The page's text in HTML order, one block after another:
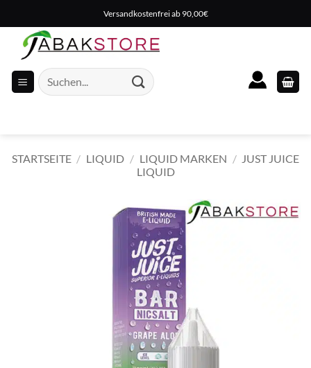
Inhalt
springen
Versandkostenfrei ab 90,00€
Suche
nach:
STARTSEITE / LIQUID / LIQUID MARKEN / JUST JUICE
LIQUID